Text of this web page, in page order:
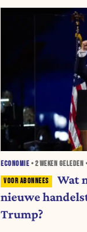
ECONOMIE •2 WEKEN GELEDEN
Wat
nieuwe
Trump?